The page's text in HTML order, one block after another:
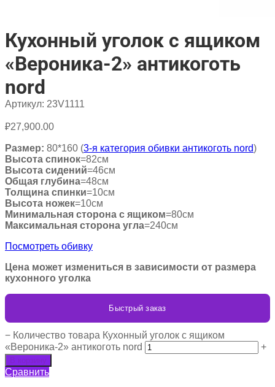
Кухонный уголок с ящиком
«Вероника-2» антикоготь
nord
Артикул: 23V1111
₽27,900.00
Размер: 80*160 (3-я категория обивки антикоготь nord)
Высота спинок=82см
Высота сидений=46см
Общая глубина=48см
Толщина спинки=10см
Высота ножек=10см
Минимальная сторона с ящиком=80см
Максимальная сторона угла=240см
Посмотреть обивку
Цена может измениться в зависимости от размера
кухонного уголка
Быстрый заказ
− Количество товара Кухонный уголок с ящиком
«Вероника-2» антикоготь nord
+
В корзину
Сравнить